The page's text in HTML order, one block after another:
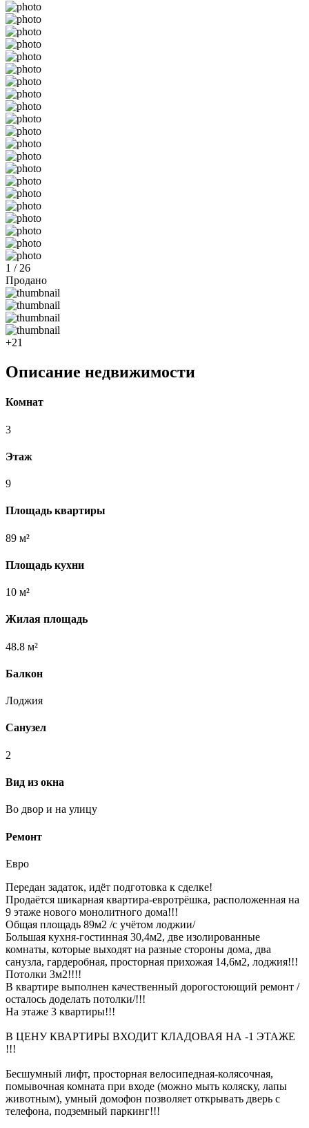
1 / 26
Продано
+21
Описание недвижимости
Комнат
3
Этаж
9
Площадь квартиры
89 м²
Площадь кухни
10 м²
Жилая площадь
48.8 м²
Балкон
Лоджия
Санузел
2
Вид из окна
Во двор и на улицу
Ремонт
Евро
Передан задаток, идёт подготовка к сделке!
Продаётся шикарная квартира-евротрёшка, расположенная на
9 этаже нового монолитного дома!!!
Общая площадь 89м2 /с учётом лоджии/
Большая кухня-гостинная 30,4м2, две изолированные
комнаты, которые выходят на разные стороны дома, два
санузла, гардеробная, просторная прихожая 14,6м2, лоджия!!!
Потолки 3м2!!!!
В квартире выполнен качественный дорогостоющий ремонт /
осталось доделать потолки/!!!
На этаже 3 квартиры!!!
В ЦЕНУ КВАРТИРЫ ВХОДИТ КЛАДОВАЯ НА -1 ЭТАЖЕ
!!!
Бесшумный лифт, просторная велосипедная-колясочная,
помывочная комната при входе (можно мыть коляску, лапы
животным), умный домофон позволяет открывать дверь с
телефона, подземный паркинг!!!